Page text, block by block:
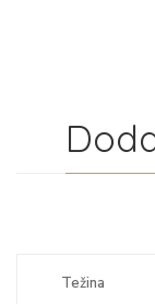
Težina